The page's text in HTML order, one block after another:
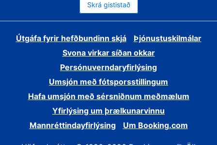
Skrá gististað
Útgáfa fyrir hefðbundinn skjá
Þjónustuskilmálar
Svona virkar síðan okkar
Persónuverndaryfirlýsing
Umsjón með fótsporsstillingum
Hafa umsjón með sérsniðnum meðmælum
Yfirlýsing um þrælkunarvinnu
Mannréttindayfirlýsing
Um Booking.com